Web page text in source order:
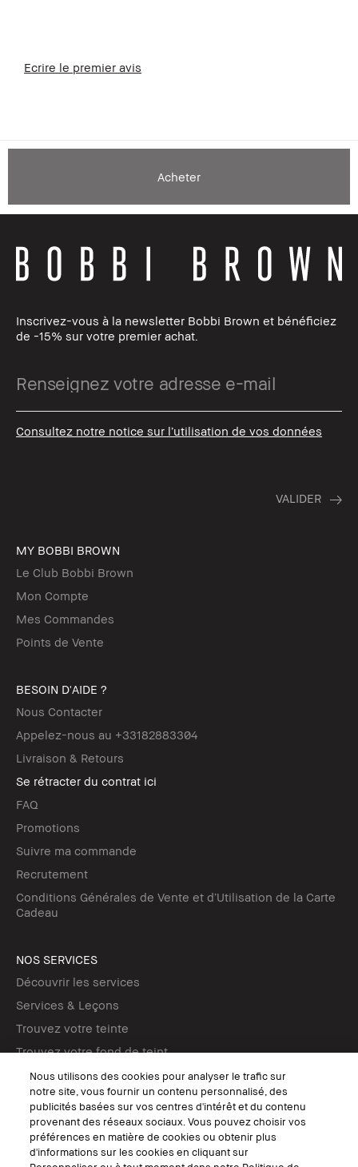
Ecrire le premier avis
Acheter
Inscrivez-vous à la newsletter Bobbi Brown et bénéficiez
de -15% sur votre premier achat.
Consultez notre notice sur l’utilisation de vos données
MY BOBBI BROWN
Le Club Bobbi Brown
Mon Compte
Mes Commandes
Points de Vente
BESOIN D'AIDE ?
Nous Contacter
Appelez-nous au +33182883304
Livraison & Retours
Se rétracter du contrat ici
FAQ
Promotions
Suivre ma commande
Recrutement
Conditions Générales de Vente et d’Utilisation de la Carte
Cadeau
NOS SERVICES
Découvrir les services
Services & Leçons
Trouvez votre teinte
Trouvez votre fond de teint
Tutos maquillage
SUIVEZ-NOUS
Nous utilisons des cookies pour analyser le trafic sur
notre site, vous fournir un contenu personnalisé, des
publicités basées sur vos centres d'intérêt et du contenu
provenant des réseaux sociaux. Vous pouvez choisir vos
préférences en matière de cookies ou obtenir plus
d'informations sur les cookies en cliquant sur